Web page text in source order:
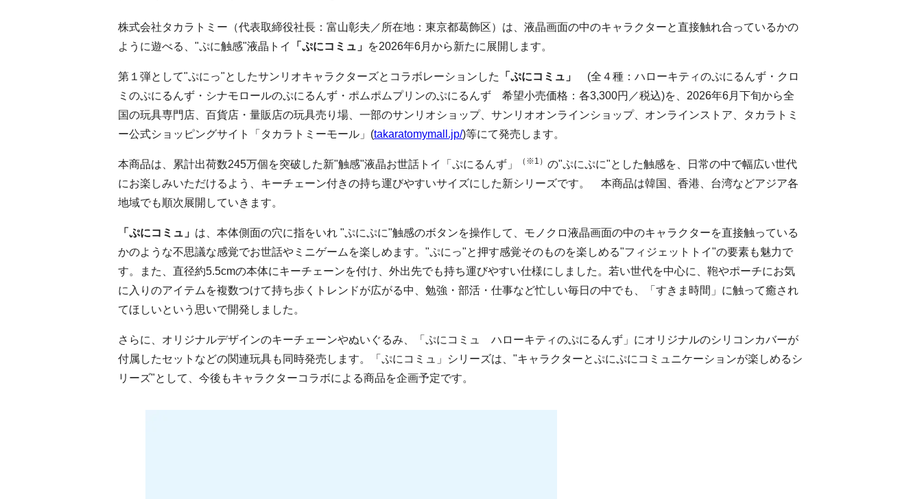
株式会社タカラトミー（代表取締役社長：富山彰夫／所在地：東京都葛飾区）は、液晶画面の中のキャラクターと直接触れ合っているかの
ように遊べる、"ぷに触感"液晶トイ
「ぷにコミュ」 を2026年6月から新たに展開します。
第１弾として"ぷにっ"としたサンリオキャラクターズとコラボレーションした 「ぷにコミュ」 (全４種：ハローキティのぷにるんず・クロ
ミのぷにるんず・シナモロールのぷにるんず・ポムポムプリンのぷにるんず 希望小売価格：各3,300円／税込)を、 2026年6月下旬から全
国の玩具専門店、百貨店・量販店の玩具売り場、一部のサンリオショップ、サンリオオンラインショップ、オンラインストア、タカラトミ
ー公式ショッピングサイト「タカラトミーモール」(takaratomymall.jp/)等にて発売します。
本商品は、累計出荷数245万個を突破した新"触感"液晶お世話トイ「ぷにるんず」 （※1 ） の"ぷにぷに"とした触感を、日常の中で幅広い世代
にお楽しみいただけるよう、キーチェーン付きの持ち運びやすいサイズにした新シリーズです。 本商品は韓国、香港、台湾などアジア各
地域でも順次展開していきます。
「ぷにコミュ」 は、本体側面の穴に指をいれ "ぷにぷに"触感のボタンを操作して、モノクロ液晶画面の中のキャラクターを直接触っている
かのような不思議な感覚でお世話やミニゲームを楽しめます。"ぷにっ"と押す感覚そのものを楽しめる"フィジェットトイ"の要素も魅力で
す。また、直径約5.5cmの本体にキーチェーンを付け、外出先でも持ち運びやすい仕様にしました。若い世代を中心に、鞄やポーチにお気
に入りのアイテムを複数つけて持ち歩くトレンドが広がる中、勉強・部活・仕事など忙しい毎日の中でも、「すきま時間」に触って癒され
てほしいという思いで開発しました。
さらに、オリジナルデザインのキーチェーンやぬいぐるみ、「ぷにコミュ ハローキティのぷにるんず」にオリジナルのシリコンカバーが
付属したセットなどの関連玩具も同時発売します。「ぷにコミュ」シリーズは、"キャラクターとぷにぷにコミュニケーションが楽しめるシ
リーズ"として、今後もキャラクターコラボによる商品を企画予定です。